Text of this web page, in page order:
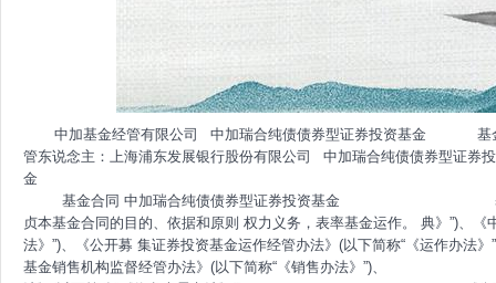
中加基金经管有限公司 中加瑞合纯债债券型证券投资基金 基金合同 基金经管东说念主：中加基金经管有限公司 基金托管东说念主：上海浦东发展银行股份有限公司 中加瑞合纯债债券型证券投资基金 基金合同 中加瑞合纯债债券型证券投资基金 基金合同 第一部分绪论 一、坚贞本基金合同的目的、依据和原则 权力义务，表率基金运作。 典》”)、《中华东说念主民共和国证券投资基金法》(以下简称“《基金法》”)、《公开募 集证券投资基金运作经管办法》(以下简称“《运作办法》”)、 《公开召募证券投资 基金销售机构监督经管办法》(以下简称“《销售办法》”)、 《公开召募证券投资基 金信息表露经管办法》(以下简称“《信息表露办法》”)、 《公开召募绽放式证券投 资基金流动性风险经管规矩》 （以下简称“《流动性风险经管规矩》”）和其他联系 法律法例。 益。 二、基金合同是规矩基金合同当事东说念主之间权力义务关系的基本法律文献，其 他与基金相关的波及基金合同当事东说念主之间权力义务关系的任何文献或表述，如与 基金合同有突破，均以基金合同为准。基金合同当事东说念主按照《基金法》、基金合 同过火他联系规矩享有权力、承担义务。 基金合同确当事东说念主包括基金经管东说念主、基金托管东说念主和基金份额持有东说念主。基金投 资东说念主自依本基金合同取得基金份额，即成为基金份额持有东说念主和本基金合同确当事 东说念主，其持有基金份额的行动自身即标明其对基金合同的承认和接受。 三、中加瑞合纯债债券型证券投资基金由基金经管东说念主依照《基金法》、基金 合同过火他联系规矩召募，并经中国证券监督经管委员会(以下简称“中国证监 会”)注册。 中国证监会对本基金召募的注册，并不标明其对本基金的投资价值和市集前 景作念出本质性判断或保证，也不标明投资于本基金莫得风险。 投资者应当讲求阅读基金招募说明书、基金合同和基金居品贵府概要等信息 表露文献，自主判断基金的投资价值，自主作念出投资决策，自行承担投资风险。 四、基金经管东说念主依照恪尽责守、诚恳信用、严慎戮力的原则经管和运用基金 中加瑞合纯债债券型证券投资基金 基金合同 财产，但不保证投资于本基金一定盈利，也不保证最低收益。基金经管东说念主、基金 托管东说念主在本基金合同之外表露波及本基金的信息，其内容波及界定基金合同当事 东说念主之间权力义务关系的，如与基金合同有突破，以基金合同为准。 五、本基金按照中国法律法例成立并运作，若基金合同的内容与届时灵验的 法律法例的强制性规矩不一致，应当以届时灵验的法律法例的规矩为准。 六、本基金单一投资者持有基金份额数不得达到或高出基金份额总额的 外。法律法例或监管机构另有规矩的，从其规矩。 中加瑞合纯债债券型证券投资基金 基金合同 第二部分释义 在本基金合同中，除非文意另有所指，下列词语或简称具有如下含义： 同》及对本基金合同的任何灵验蜕变和补充 债券型证券投资基金托管合同》及对该托管合同的任何灵验蜕变和补充 更新 售公告》 司法解释、行政规章以过火他对基金合同当事东说念主有约束力的决定、决议、申诉等 《基金法》：指 2003 年 10 月 28 日经第十届寰宇东说念主民代表大会常务委员会 第五次会议通过，经 2012 年 12 月 28 日第十一届寰宇东说念主民代表大会常务委员会 第三十次会议蜕变，自 2013 年 6 月 1 日起实施，并经 2015 年 4 月 24 日第十二 届寰宇东说念主民代表大会常务委员会第十四次会议《寰宇东说念主民代表大会常务委员会关 于修改等七部法律的决定》修正的《中华东说念主民共和国 证券投资基金法》及颁布机关对其往往作念出的蜕变 施的《公开召募证券投资基金销售机构监督经管办法》及颁布机关对其往往作念出 的蜕变 《信息表露办法》：指中国证监会 2019 年 7 月 26 日颁布、同庚 9 月 1 日 实施的，并经 2020 年 3 月 20 日中国证监会《对于修改部分证券期货规章的决定》 修正的《公开召募证券投资基金信息表露经管办法》及颁布机关对其往往作念出的 蜕变 中加瑞合纯债债券型证券投资基金 基金合同 的《公开召募证券投资基金运作经管办法》及颁布机关对其往往作念出的蜕变 机关对其往往作念出的蜕变 务的法律主体，包括基金经管东说念主、基金托管东说念主和基金份额持有东说念主 正当登记并存续或经联系政府部门批准开垦并存续的企业法东说念主、行状法东说念主、社会 团体或其他组织 办法》及相关法律法例规矩不错投资于在中国境内照章召募的证券投资基金的中 国境外的机构投资者 证券投资试点办法》及相关法律法例规矩，运用来自境外的东说念主民币资金进行境内 证券投资的境外法东说念主 东说念主民币及格境外机构投资者以及法律法例或中国证监会允许购买证券投资基金 的其他投资东说念主的合称 东说念主 办理基金份额的申购、赎回、调度、转托管及按时定额投资等业务 会规矩的其他条件，取得基金销售业务履历并与基金经管东说念主签订了基金销售管事 合同，办理基金销售业务的机构 中加瑞合纯债债券型证券投资基金 基金合同 投资东说念主基金账户的建立和经管、基金份额登记、基金销售业务的阐述、清理和结 算、代理披发红利、建立并援助基金份额持有东说念主名册和办理非往复过户等 限公司或接受中加基金经管有限公司托福代为办理登记业务的机构 经管的基金份额余额过火变动情况的账户 构办理认购、申购、赎回、调度及转托管业务和往复基金而引起的基金份额变动 及结余情况的账户 基金经管东说念主向中国证监会办理基金备案手续结束，并取得中国证监会书面阐述的 日历 产清理结束，清理效果报中国证监会备案并给以公告的日历 不得高出 3 个月 责任日 作日 范基金经管东说念主所经管的绽放式证券投资基金登记方面的业务法律解释，由基金经管东说念主 和投资东说念主共同战胜 中加瑞合纯债债券型证券投资基金 基金合同 请购买基金份额的行动 请购买基金份额的行动 定的条件要求将基金份额兑换为现款的行动 告规矩的条件，恳求将其持有基金经管东说念主经管的、某一基金的基金份额调度为基 金经管东说念主经管的其他基金基金份额的行动 持基金份额销售机构的操作 购日、扣款金额及扣款方式，由销售机构于每期约定扣款日在投资东说念主指定银行账 户内自动完成扣款及受理基金申购恳求的一种投资方式 加上基金调度中转出恳求份额总额后扣除申购恳求份额总额及基金调度中转入 恳求份额总额后的余额)高出上一绽放日基金总份额的 10% 已完结的其他正当收入及因运用基金财产带来的成本和用度的量入为用 款项以过火他钞票的价值总和 值和基金份额净值的过程 额净值的方式，将基金颐养投资组合的市集冲击成安分拨给施行申购、赎回的投 资者，从而减少对存量基金份额持有东说念主利益的不利影响，确保投资者的正当权益 不受损伤并得到刚正对待 中加瑞合纯债债券型证券投资基金 基金合同 以合理价钱给以变现的钞票，包括但不限于到期日在 10 个往复日以上的逆回购 与银行按时进款（含合同约定有条件提前支取的银行进款）、停牌股票、领略受 限的新股及非公开刊行股票、钞票营救证券、因刊行东说念主债务背信无法进行转让或 往复的债券等 刊及《信息表露办法》规矩的互联网网站（包括基金经管东说念主网站、基金托管东说念主网 站、中国证监会基金电子表露网站）等媒介 账户进行处置清理，目的在于灵验约束并化解风险，确保投资者得到刚正对待， 属于流动性风险经管器具。侧袋机制实施时间，原有账户称为主袋账户，有益账 户称为侧袋账户 致公允价值存在首要概略情味的钞票；（二）按摊余成本计量且计提钞票减值准 备仍导致钞票价值存在首要概略情味的钞票；（三）其他钞票价值存在首要不确 定性的钞票 事件 料概要》过火更新 中加瑞合纯债债券型证券投资基金 基金合同 第三部分基金的基本情况 一、基金称号 中加瑞合纯债债券型证券投资基金 二、基金的类别 债券型证券投资基金 三、基金的运作方式 契约型绽放式 四、基金的投资筹备 力求在严格限定投资风险的前提下，始终内完结越过功绩相比基准的投资回 报。 五、基金的最低召募份额总额 本基金的最低召募份额总额为 2 亿份。 六、基金份额发售面值和认购用度 本基金基金份额发售面值为东说念主民币 1.00 元。 本基金认购费率按招募说明书及基金居品贵府概要的规矩实施。 七、基金存续期限 不按时 八、基金份额的类别 在不违犯法律法例规矩及基金合同约定且对基金份额持有东说念主利益无本质性 不利影响的情形下，基金经管东说念主可根据施行情况，在履行顺应样子后，经与基金 托管东说念主协商一致，颐养基金份额类别成立、变更收费方式或对基金份额分类办法 及法律解释进行颐养等，此项颐养无需召开基金份额持有东说念主大会，但须提前公告。 中加瑞合纯债债券型证券投资基金 基金合同 第四部分基金份额的发售 一、基金份额的发售时刻、发售方式、发售对象 自基金份额发售之日起最长不得高出 3 个月，具体发售时刻见基金份额发售 公告。 通过各销售机构的基金销售网点公开发售，各销售机构的具体名单见基金份 额发售公告以及基金经管东说念主届时表露的基金销售机构名录。 基金销售机构对认购恳求的受理并不代表该恳求一定告捷，而仅代表销售机 构照实接纳到认购恳求。认购的阐述应以登记机构的阐述效果为准。对于认购申 请及认购份额的阐述情况，投资东说念主应实时查询并妥善愚弄正当权力。 顺应法律法例规矩的可投资于证券投资基金的个东说念主投资者、机构投资者、合 格境外机构投资者和东说念主民币及格境外机构投资者以及法律法例或中国证监会允 许购买证券投资基金的其他投资东说念主。 二、基金份额的认购 本基金的认购费率由基金经管东说念主决定，并在招募说明书及基金居品贵府概要 中列示。基金认购用度不列入基金财产。 灵验认购款项在召募时间产生的利息将折算为基金份额归基金份额持有东说念主 通盘，其中利息转份额的具体数额以登记机构的记载为准。 基金认购领受金额认购的方式。基金认购份额具体的筹备方法在招募说明书 中列示。 认购份额的筹备保留到极少点后两位，极少点两位以后的部分四舍五入，由 此舛误产生的收益或损失由基金财产承担。 中加瑞合纯债债券型证券投资基金 基金合同 三、基金份额认购金额的限制 体限制请参看招募说明书或相关公告。 体限制和处理方法请参看招募说明书或相关公告。 毁灭。认购用度按每笔认购恳求单独筹备。 金经管东说念主接受某笔或者某些认购恳求有可能导致投资者变相笼罩前述 50%比例 要求的，基金经管东说念主有权断绝该等全部或者部分认购恳求。投资东说念主认购的基金份 额数以基金合同收效后登记机构的阐述为准。 中加瑞合纯债债券型证券投资基金 基金合同 第五部分基金备案 一、基金备案的条件 本基金自基金份额发售之日起 3 个月内，在基金召募份额总额不少于 2 亿份， 基金召募金额不少于 2 亿元东说念主民币且基金认购东说念主数不少于 200 东说念主的条件下，基金 召募期届满或基金经管东说念主依据法律法例及招募说明书不错决定罢手基金发售，并 在 10 日内聘任法定验资机构验资，自收到验资讲述之日起 10 日内，向中国证监 会办理基金备案手续。 基金召募达到基金备案条件的，自基金经管东说念主办理结束基金备案手续并取得 中国证监会书面阐述之日起，基金合同收效；不然基金合同不收效。基金经管东说念主 在收到中国证监会阐述文献的次日对基金合同收效事宜给以公告。基金经管东说念主应 将基金召募时间召募的资金存入有益账户，在基金召募行动结果前，任何东说念主不得 动用。 二、基金合同弗成收效时召募资金的处理方式 要是召募期限届满，未得志基金备案条件，基金经管东说念主应当承担下列包袱： 期活期进款利息； 基金经管东说念主、基金托管东说念主和销售机构为基金召募支付之一切用度应由各方各自承 担。 三、基金存续期内的基金份额持有东说念主数目和钞票边界 《基金合同》收效后，联接 20